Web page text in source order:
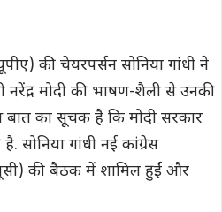
की चेयरपर्सन सोनिया गांधी ने
नरेंद्र मोदी की भाषण-शैली से उनकी
बात का सूचक है कि मोदी सरकार
सोनिया गांधी नई कांग्रेस
की बैठक में शामिल हुईं और